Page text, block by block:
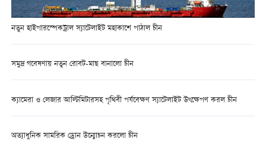
নতুন হাইপারস্পেকট্রাল স্যাটেলাইট মহাকাশে পাঠাল চীন
সমুদ্র গবেষণায় নতুন রোবট-মাছ বানালো চীন
ক্যামেরা ও লেজার আল্টিমিটারসহ পৃথিবী পর্যবেক্ষণ স্যাটেলাইট উৎক্ষেপণ করল চীন
অত্যাধুনিক সামরিক ড্রোন উন্মোচন করলো চীন